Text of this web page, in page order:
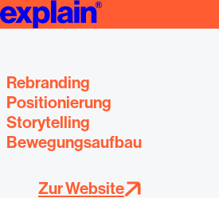
explain case: No failed children.
Rebranding
Positionierung
Storytelling
Bewegungsaufbau
Zur Website